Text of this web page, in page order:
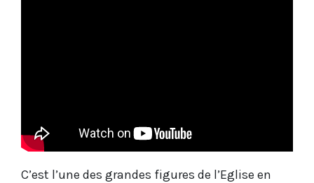
C’est l’une des grandes figures de l’Eglise en